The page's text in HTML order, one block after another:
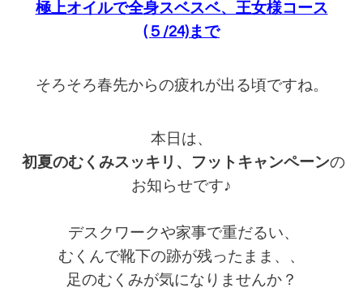
極上オイルで全身スベスベ、王女様コース
(５/24)まで
そろそろ春先からの疲れが出る頃ですね。
本日は、
初夏のむくみスッキリ、フットキャンペーンの
お知らせです♪
デスクワークや家事で重だるい、
むくんで靴下の跡が残ったまま、、
足のむくみが気になりませんか？